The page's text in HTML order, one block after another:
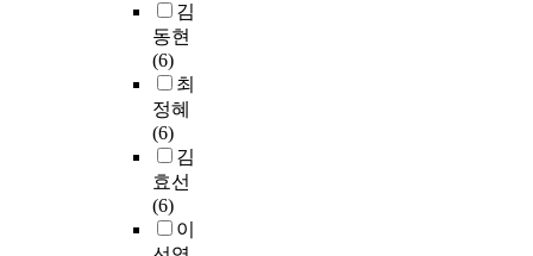
김
동현
(6)
최
정혜
(6)
김
효선
(6)
이